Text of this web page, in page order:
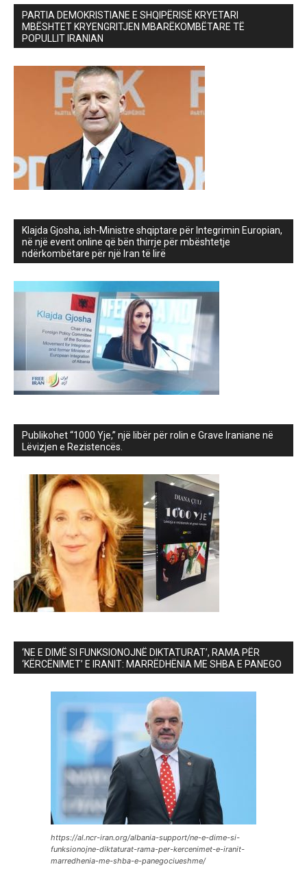
PARTIA DEMOKRISTIANE E SHQIPËRISË KRYETARI
MBËSHTET KRYENGRITJEN MBARËKOMBËTARE TË
POPULLIT IRANIAN
Klajda Gjosha, ish-Ministre shqiptare për Integrimin Europian,
në një event online që bën thirrje për mbështetje
ndërkombëtare për një Iran të lirë
Publikohet “1000 Yje,” një libër për rolin e Grave Iraniane në
Lëvizjen e Rezistencës.
‘NE E DIMË SI FUNKSIONOJNË DIKTATURAT’, RAMA PËR
‘KËRCËNIMET’ E IRANIT: MARRËDHËNIA ME SHBA E PANEGO
https://al.ncr-iran.org/albania-support/ne-e-dime-si-
funksionojne-diktaturat-rama-per-kercenimet-e-iranit-
marredhenia-me-shba-e-panegociueshme/